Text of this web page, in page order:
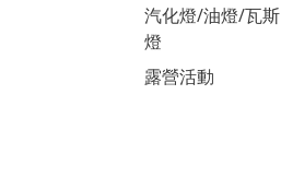
汽化燈/油燈/瓦斯
燈
露營活動